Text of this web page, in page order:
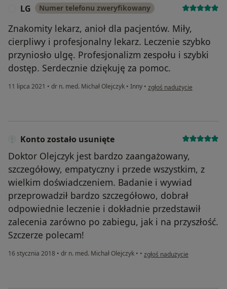
LG Numer telefonu zweryfikowany
Znakomity lekarz, anioł dla pacjentów. Miły,
cierpliwy i profesjonalny lekarz. Leczenie szybko
przyniosło ulgę. Profesjonalizm zespołu i szybki
dostęp. Serdecznie dziękuję za pomoc.
11 lipca 2021 • dr n. med. Michał Olejczyk • Inny • w opinii użytkownika LG
zgłoś nadużycie
Konto zostało usunięte
Doktor Olejczyk jest bardzo zaangażowany,
szczegółowy, empatyczny i przede wszystkim, z
wielkim doświadczeniem. Badanie i wywiad
przeprowadził bardzo szczegółowo, dobrał
odpowiednie leczenie i dokładnie przedstawił
zalecenia zarówno po zabiegu, jak i na przyszłość.
Szczerze polecam!
16 stycznia 2018 • dr n. med. Michał Olejczyk • • w opinii użytkownika Konto
zgłoś nadużycie